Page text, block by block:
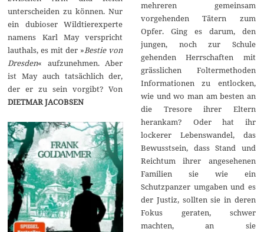
unterscheiden zu können. Nur
ein dubioser Wildtierexperte
namens Karl May verspricht
lauthals, es mit der »Bestie von
Dresden« aufzunehmen. Aber
ist May auch tatsächlich der,
der er zu sein vorgibt? Von
DIETMAR JACOBSEN
mehreren gemeinsam
vorgehenden Tätern zum
Opfer. Ging es darum, den
jungen, noch zur Schule
gehenden Herrschaften mit
grässlichen Foltermethoden
Informationen zu entlocken,
wie und wo man am besten an
die Tresore ihrer Eltern
herankam? Oder hat ihr
lockerer Lebenswandel, das
Bewusstsein, dass Stand und
Reichtum ihrer angesehenen
Familien sie wie ein
Schutzpanzer umgaben und es
der Justiz, sollten sie in deren
Fokus geraten, schwer
machten, an sie